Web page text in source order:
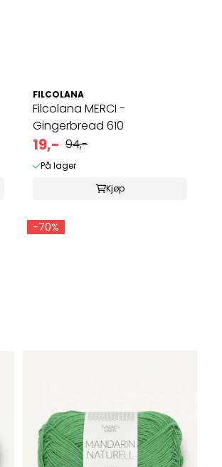
FILCOLANA
Filcolana MERCI -
Gingerbread 610
19,- 94,-
På lager
Kjøp
-70%